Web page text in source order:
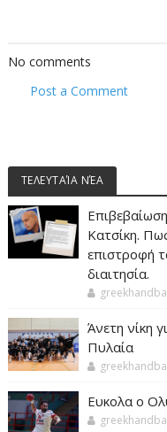
No comments
Post a Comment
ΤΕΛΕΥΤΑΊΑ ΝΈΑ
Κατσίκη.
επιστροφή
διαιτησία.
Άνετη νίκη
Πυλαία
Ευκολα ο